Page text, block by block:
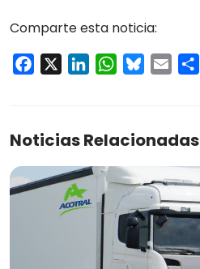
Comparte esta noticia:
Facebook LinkedInWhatsApp
Bluesky
Email
Noticias Relacionadas